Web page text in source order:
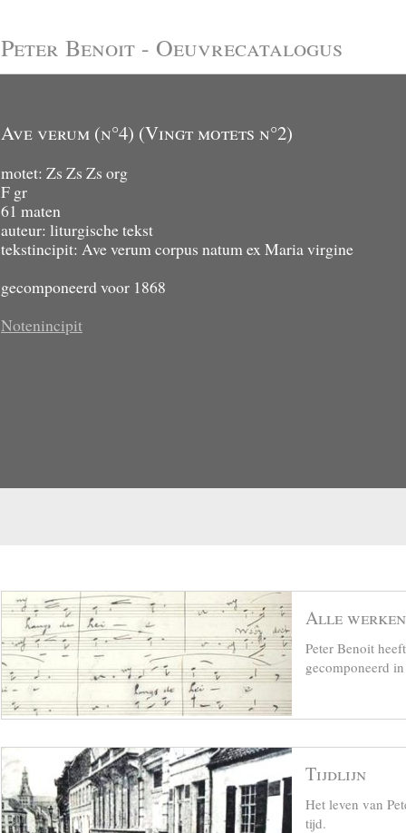
Peter Benoit - Oeuvrecatalogus
Ave verum (n°4) (Vingt motets n°2)
motet: Zs Zs Zs org
F gr
61 maten
auteur: liturgische tekst
tekstincipit: Ave verum corpus natum ex Maria virgine
gecomponeerd voor 1868
Notenincipit
Alle werken
Peter Benoit
gecomponeerd
Tijdlijn
Het leven van
tijd.